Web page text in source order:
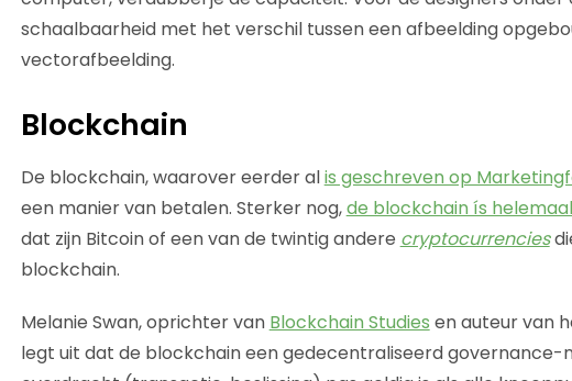
schaalbaarheid met het verschil tussen een afbeelding
vectorafbeelding.
Blockchain
De blockchain, waarover eerder alis geschreven op
een manier van betalen. Sterker nog,de blockchain ís
dat zijn Bitcoin of een van de twintig andere cryptocurrencies
blockchain.
Melanie Swan, oprichter van Blockchain Studies en auteur van
legt uit dat de blockchain een gedecentraliseerd governance-